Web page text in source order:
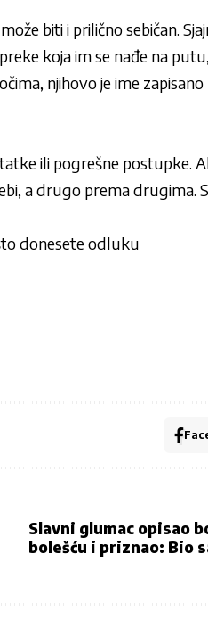
biti i prilično sebičan.
koja im se nađe na
njihovo je ime
ili pogrešne postupke.
a drugo prema drugima.
donesete odluku
Slavni glumac opisao
bolešću i priznao: Bio